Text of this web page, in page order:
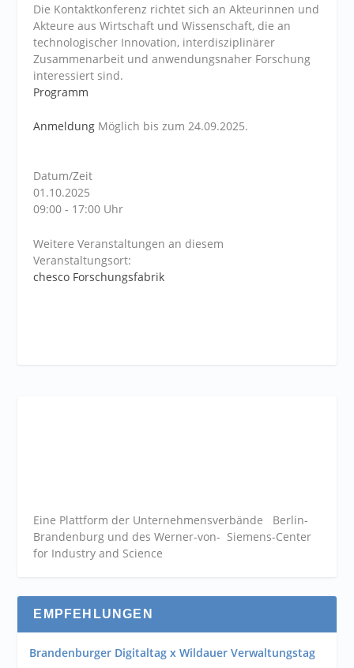
Die Kontaktkonferenz richtet sich an Akteurinnen und
Akteure aus Wirtschaft und Wissenschaft, die an
technologischer Innovation, interdisziplinärer
Zusammenarbeit und anwendungsnaher Forschung
interessiert sind.
Programm
Anmeldung Möglich bis zum 24.09.2025.
Datum/Zeit
01.10.2025
09:00 - 17:00 Uhr
Weitere Veranstaltungen an diesem
Veranstaltungsort:
chesco Forschungsfabrik
Eine Plattform der Unternehmensverbände Berlin-
Brandenburg und des Werner-von- Siemens-Center
for Industry and Science
EMPFEHLUNGEN
Brandenburger Digitaltag x Wildauer Verwaltungstag